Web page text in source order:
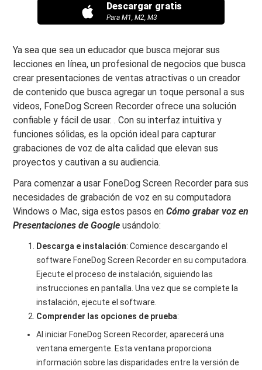
Descargar gratis
Para M1, M2, M3
Ya sea que sea un educador que busca mejorar sus
lecciones en línea, un profesional de negocios que busca
crear presentaciones de ventas atractivas o un creador
de contenido que busca agregar un toque personal a sus
videos, FoneDog Screen Recorder ofrece una solución
confiable y fácil de usar. . Con su interfaz intuitiva y
funciones sólidas, es la opción ideal para capturar
grabaciones de voz de alta calidad que elevan sus
proyectos y cautivan a su audiencia.
Para comenzar a usar FoneDog Screen Recorder para sus
necesidades de grabación de voz en su computadora
Windows o Mac, siga estos pasos enCómo grabar voz en
Presentaciones de Google usándolo:
Descarga e instalación: Comience descargando el
software FoneDog Screen Recorder en su computadora.
Ejecute el proceso de instalación, siguiendo las
instrucciones en pantalla. Una vez que se complete la
instalación, ejecute el software.
Comprender las opciones de prueba:
Al iniciar FoneDog Screen Recorder, aparecerá una
ventana emergente. Esta ventana proporciona
información sobre las disparidades entre la versión de